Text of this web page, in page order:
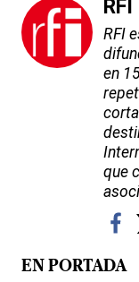
RFI
RFI
en
que
EN PORTADA